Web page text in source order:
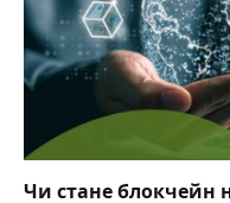
Чи стане блокчейн